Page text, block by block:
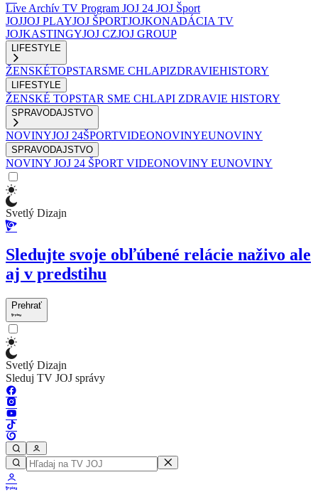
Live Archív TV Program JOJ 24 JOJ Šport
JOJJOJ PLAYJOJ ŠPORTJOJKONADÁCIA TV
JOJKASTINGYJOJ CZJOJ GROUP
LIFESTYLE
ŽENSKÉTOPSTARSME CHLAPIZDRAVIEHISTORY
LIFESTYLE
ŽENSKÉ TOPSTAR SME CHLAPI ZDRAVIE HISTORY
SPRAVODAJSTVO
NOVINYJOJ 24ŠPORTVIDEONOVINYEUNOVINY
SPRAVODAJSTVO
NOVINY JOJ 24 ŠPORT VIDEONOVINY EUNOVINY
Svetlý Dizajn
Sledujte svoje obľúbené relácie naživo ale
aj v predstihu
Prehrať
Svetlý Dizajn
Sleduj TV JOJ správy